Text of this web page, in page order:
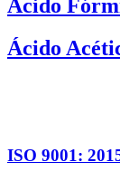
Ácido
Ácido
ISO 9001: